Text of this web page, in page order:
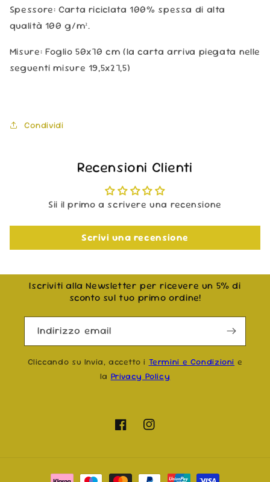
Spessore: Carta riciclata 100% spessa di alta
qualità 100 g/m².
Misure: Foglio 50x70 cm (la carta arriva piegata nelle
seguenti misure 19,5x27,5)
Condividi
Recensioni Clienti
Sii il primo a scrivere una recensione
Scrivi una recensione
Iscriviti alla Newsletter per ricevere un 5% di
sconto sul tuo primo ordine!
Indirizzo email
Cliccando su Invia, accetto i Termini e Condizioni e
la Privacy Policy
FacebookInstagram
Metodi